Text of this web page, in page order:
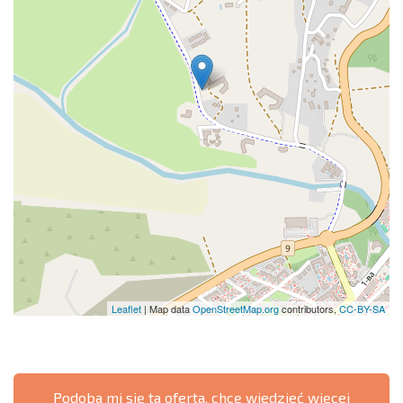
Leaflet | Map dataOpenStreetMap.orgcontributors,CC-BY-SA
Podoba mi się ta oferta, chcę wiedzieć więcej